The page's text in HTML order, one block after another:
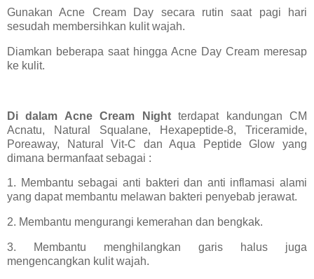
Gunakan Acne Cream Day secara rutin saat pagi hari
sesudah membersihkan kulit wajah.
Diamkan beberapa saat hingga Acne Day Cream meresap
ke kulit.
Di dalam Acne Cream Nightterdapat kandungan CM
Acnatu, Natural Squalane, Hexapeptide-8, Triceramide,
Poreaway, Natural Vit-C dan Aqua Peptide Glow yang
dimana bermanfaat sebagai :
1. Membantu sebagai anti bakteri dan anti inflamasi alami
yang dapat membantu melawan bakteri penyebab jerawat.
2. Membantu mengurangi kemerahan dan bengkak.
3. Membantu menghilangkan garis halus juga
mengencangkan kulit wajah.